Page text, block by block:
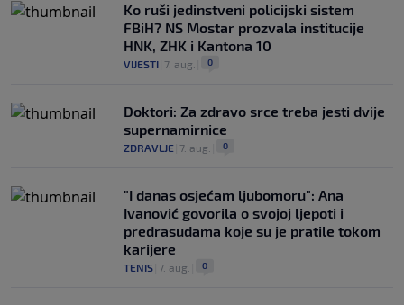
Ko ruši jedinstveni policijski sistem
FBiH? NS Mostar prozvala institucije
HNK, ZHK i Kantona 10
VIJESTI 7. aug. 0
Doktori: Za zdravo srce treba jesti dvije
supernamirnice
ZDRAVLJE 7. aug. 0
"I danas osjećam ljubomoru": Ana
Ivanović govorila o svojoj ljepoti i
predrasudama koje su je pratile tokom
karijere
TENIS 7. aug. 0